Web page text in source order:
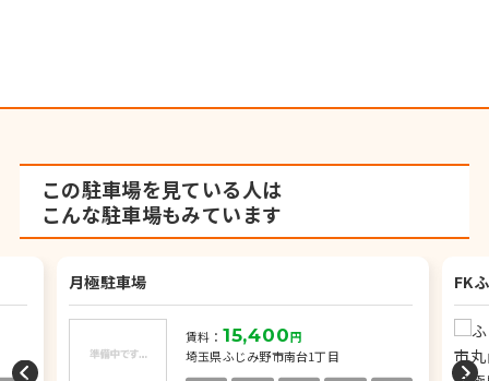
この駐車場を見ている人は
こんな駐車場もみています
月極駐車場
賃料： 15,400円
埼玉県ふじみ野市南台1丁目
FK